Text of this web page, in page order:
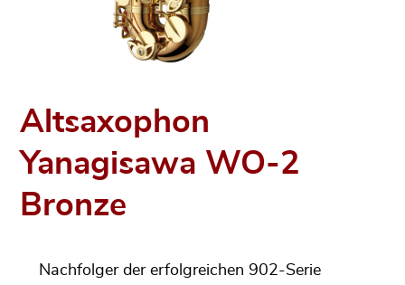
Altsaxophon
Yanagisawa WO-2
Bronze
Nachfolger der erfolgreichen 902-Serie